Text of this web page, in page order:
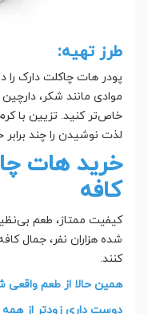
طرز تهیه:
پودر هات چاکلت دارک را
موادی مانند شکر،
خاص‌تر کنید. تزیین با
لذت نوشیدن را چند برابر
خرید هات
کافه
کیفیت ممتاز، طعم
شده هزاران نفر، جمال
کنند.
همین حالا از طعم واقعی
دوست داری زودتر از